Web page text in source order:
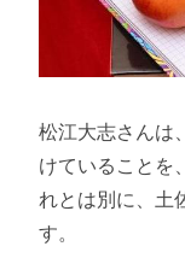
松江大志さんは
けていることを
れとは別に、土
す。